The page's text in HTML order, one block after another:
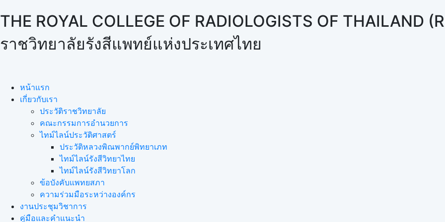
THE ROYAL COLLEGE OF RADIOLOGISTS OF THAILAND
ราชวิทยาลัยรังสีแพทย์แห่งประเทศไทย
หน้าแรก
เกี่ยวกับเรา
ประวัติราชวิทยาลัย
คณะกรรมการอำนวยการ
ไทม์ไลน์ประวัติศาสตร์
ประวัติหลวงพิณพากย์พิทยาเภท
ไทม์ไลน์รังสีวิทยาไทย
ไทม์ไลน์รังสีวิทยาโลก
ข้อบังคับแพทยสภา
ความร่วมมือระหว่างองค์กร
งานประชุมวิชาการ
คู่มือและคำแนะนำ